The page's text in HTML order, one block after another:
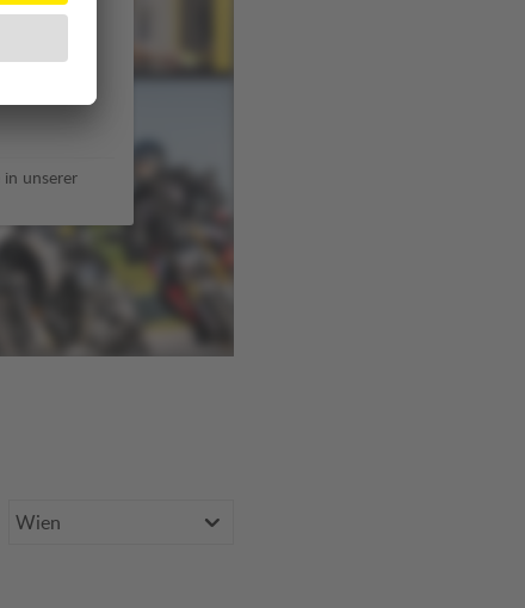
unserer
Bundesland